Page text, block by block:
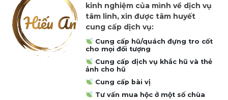
kinh nghiệm của mình về dịch vụ
tâm linh, xin được tâm huyết
cung cấp dịch vụ:
Cung cấp hũ/quách đựng tro cốt
cho mọi đối tượng
Cung cấp dịch vụ khắc hũ và thẻ
ảnh cho hũ
Cung cấp bài vị
Tư vấn mua hộc ở một số chùa